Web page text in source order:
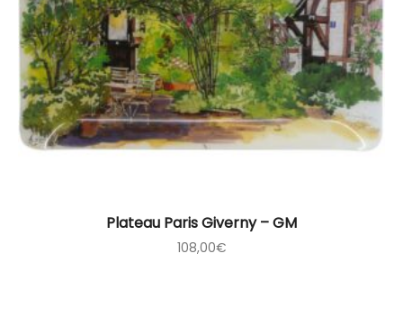
Plateau Paris Giverny – GM
108,00€